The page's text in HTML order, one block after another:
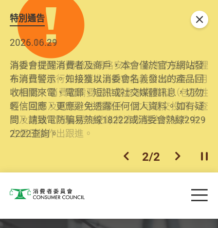
特別通告
2026.06.29
消委會提醒消費者及商戶，本會僅於官方網站發
布消費警示。如接獲以消委會名義發出的產品回
收相關來電、電郵、短訊或社交媒體訊息，切勿
輕信回應，更應避免透露任何個人資料。如有疑
問，請致電防騙易熱線18222或消委會熱線2929
2222查詢。
2025.10.31
為提升使用者體驗及網絡安全，本會的投訴處理
系統已經進行升級及推出新功能。由2025年11月
10日起，消費者需要提供基本聯絡資料（包括姓
名、電郵及電話）註冊帳戶，才可提交投訴、查
詢及建議。所有提交紀錄將清晰整合於帳戶中，
方便日後作出跟進。
上一個
2/2 下一個開
關閉
消費者委員會 目